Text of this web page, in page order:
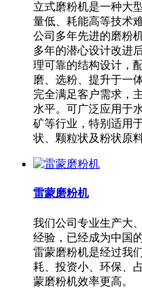
立式磨粉机是一种大
量低、耗能高等技术
公司多年先进的磨粉
多年的潜心设计改进
理可靠的结构设计，
磨、选粉、提升于一
完全满足客户需求，
水平。可广泛应用于
矿等行业，特别适用
状、颗粒状及粉状原
雷蒙磨粉机
我们公司专业生产大
经验，已经成为中国
雷蒙磨粉机是经过我
耗、投资小、环保、
蒙磨粉机效率更高。